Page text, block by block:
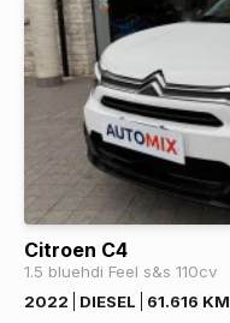
Citroen C4
1.5 bluehdi Feel s&s 110cv
2022
DIESEL 61.616 KM